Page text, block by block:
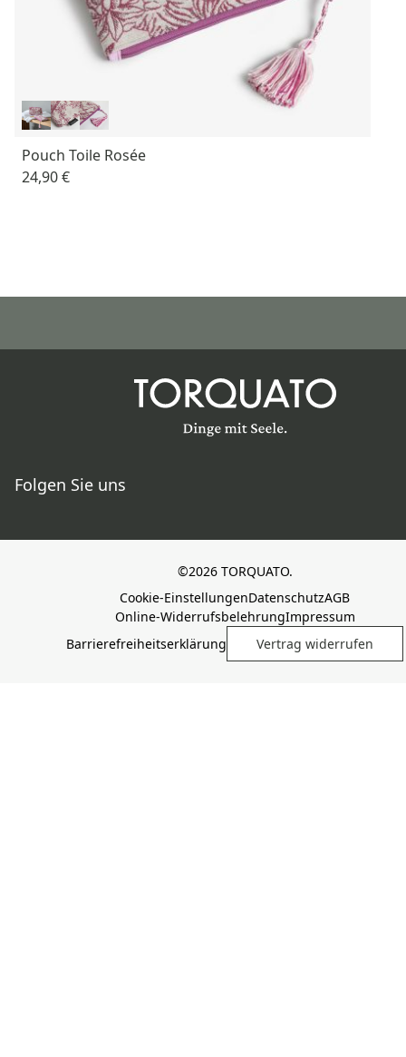
Pouch Toile Rosée
24,90 €
Folgen Sie uns
©2026 TORQUATO.
Cookie-EinstellungenDatenschutzAGB
Online-WiderrufsbelehrungImpressum
Barrierefreiheitserklärung
Vertrag widerrufen